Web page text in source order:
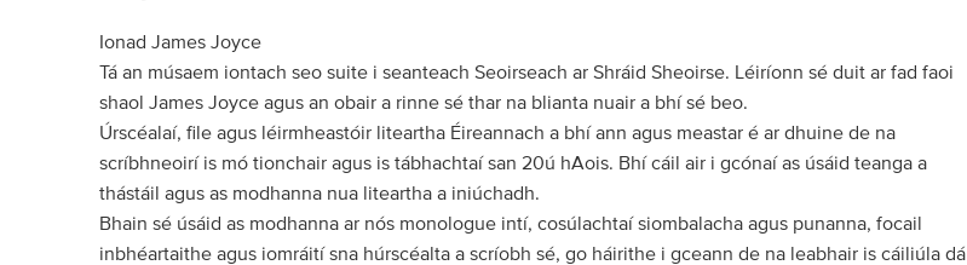
Ionad James Joyce
Tá an músaem iontach seo suite i seanteach Seoirseach ar Shráid Sheoirse. Léiríonn sé duit ar fad faoi
shaol James Joyce agus an obair a rinne sé thar na blianta nuair a bhí sé beo.
Úrscéalaí, file agus léirmheastóir liteartha Éireannach a bhí ann agus meastar é ar dhuine de na
scríbhneoirí is mó tionchair agus is tábhachtaí san 20ú hAois. Bhí cáil air i gcónaí as úsáid teanga a
thástáil agus as modhanna nua liteartha a iniúchadh.
Bhain sé úsáid as modhanna ar nós monologue intí, cosúlachtaí siombalacha agus punanna, focail
inbhéartaithe agus iomráití sna húrscéalta a scríobh sé, go háirithe i gceann de na leabhair is cáiliúla dá